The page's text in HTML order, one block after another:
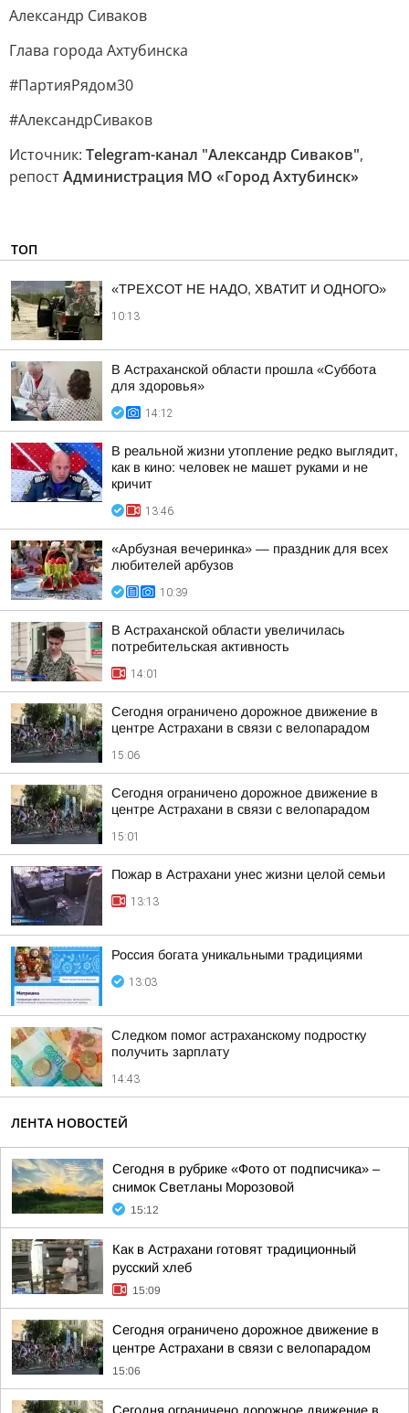
Александр Сиваков
Глава города Ахтубинска
#ПартияРядом30
#АлександрСиваков
Источник: Telegram-канал "Александр Сиваков",
репостАдминистрация МО «Город Ахтубинск»
ТОП
«ТРЕХСОТ НЕ НАДО, ХВАТИТ И ОДНОГО»
10:13
В Астраханской области прошла «Суббота
для здоровья»
14:12
В реальной жизни утопление редко выглядит,
как в кино: человек не машет руками и не
кричит
13:46
«Арбузная вечеринка» — праздник для всех
любителей арбузов
10:39
В Астраханской области увеличилась
потребительская активность
14:01
Сегодня ограничено дорожное движение в
центре Астрахани в связи с велопарадом
15:06
Сегодня ограничено дорожное движение в
центре Астрахани в связи с велопарадом
15:01
Пожар в Астрахани унес жизни целой семьи
13:13
Россия богата уникальными традициями
13:03
Следком помог астраханскому подростку
получить зарплату
14:43
ЛЕНТА НОВОСТЕЙ
Сегодня в рубрике «Фото от подписчика» –
снимок Светланы Морозовой
15:12
Как в Астрахани готовят традиционный
русский хлеб
15:09
Сегодня ограничено дорожное движение в
центре Астрахани в связи с велопарадом
15:06